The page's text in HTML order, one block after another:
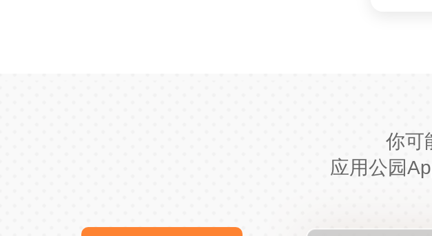
你可
应用公园